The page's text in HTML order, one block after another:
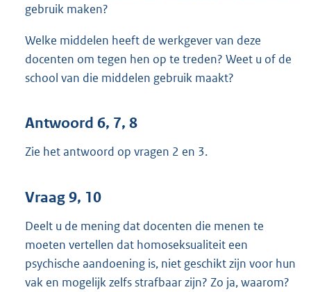
gebruik maken?
Welke middelen heeft de werkgever van deze
docenten om tegen hen op te treden? Weet u of de
school van die middelen gebruik maakt?
Antwoord 6, 7, 8
Zie het antwoord op vragen 2 en 3.
Vraag 9, 10
Deelt u de mening dat docenten die menen te
moeten vertellen dat homoseksualiteit een
psychische aandoening is, niet geschikt zijn voor hun
vak en mogelijk zelfs strafbaar zijn? Zo ja, waarom?